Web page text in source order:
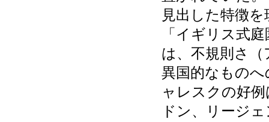
見出した特徴
「イギリス式
は、不規則さ
異国的なもの
ャレスクの好
ドン、リージ